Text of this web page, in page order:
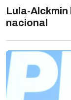
Lula-
nacional